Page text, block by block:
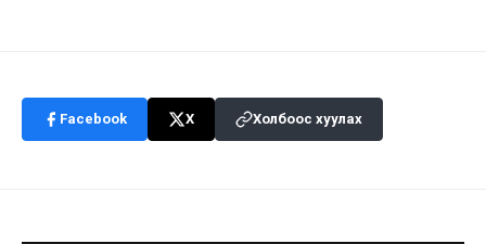
Facebook X Холбоос хуулах